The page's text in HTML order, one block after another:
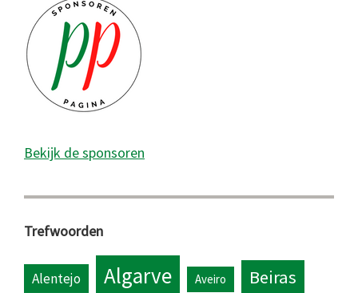
Bekijk de sponsoren
Trefwoorden
Alentejo Algarve Aveiro Beiras